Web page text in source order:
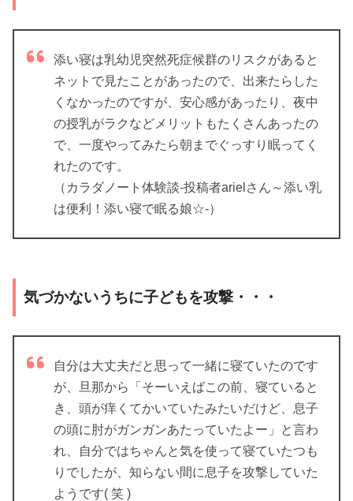
添い寝は乳幼児突然死症候群のリスクがあると
ネットで見たことがあったので、出来たらした
くなかったのですが、安心感があったり、夜中
の授乳がラクなどメリットもたくさんあったの
で、一度やってみたら朝までぐっすり眠ってく
れたのです。
（カラダノート体験談-投稿者arielさん～添い乳
は便利！添い寝で眠る娘☆-）
気づかないうちに子どもを攻撃・・・
自分は大丈夫だと思って一緒に寝ていたのです
が、旦那から「そーいえばこの前、寝ていると
き、頭が痒くてかいていたみたいだけど、息子
の頭に肘がガンガンあたっていたよー」と言わ
れ、自分ではちゃんと気を使って寝ていたつも
りでしたが、知らない間に息子を攻撃していた
ようです( 笑 )